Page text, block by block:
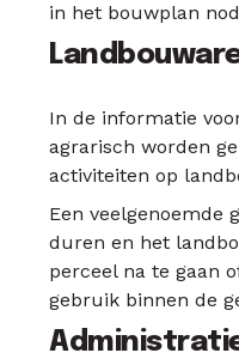
in het bouwplan
In de informatie
agrarisch worden
activiteiten op
Een veelgenoemde
duren en het
perceel na te gaan
gebruik binnen de